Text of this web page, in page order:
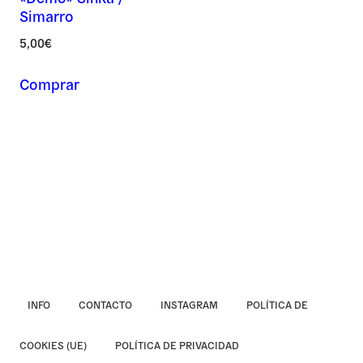
Simarro
5,00€
Comprar
INFO CONTACTO INSTAGRAM POLÍTICA DE
COOKIES (UE) POLÍTICA DE PRIVACIDAD
Asunto *